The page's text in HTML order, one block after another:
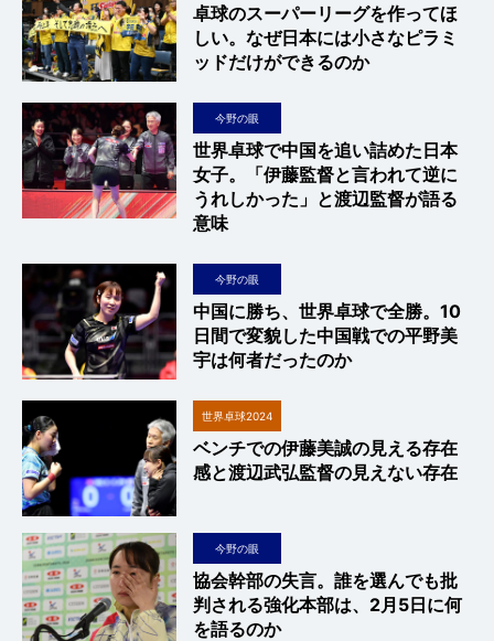
卓球のスーパーリーグを作ってほ
しい。なぜ日本には小さなピラミ
ッドだけができるのか
今野の眼
世界卓球で中国を追い詰めた日本
女子。「伊藤監督と言われて逆に
うれしかった」と渡辺監督が語る
意味
今野の眼
中国に勝ち、世界卓球で全勝。10
日間で変貌した中国戦での平野美
宇は何者だったのか
世界卓球2024
ベンチでの伊藤美誠の見える存在
感と渡辺武弘監督の見えない存在
今野の眼
協会幹部の失言。誰を選んでも批
判される強化本部は、2月5日に何
を語るのか